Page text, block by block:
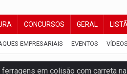
CONCURSOS GERAL
EMPRESARIAIS EVENTOS VÍDEOS
em colisão com carreta